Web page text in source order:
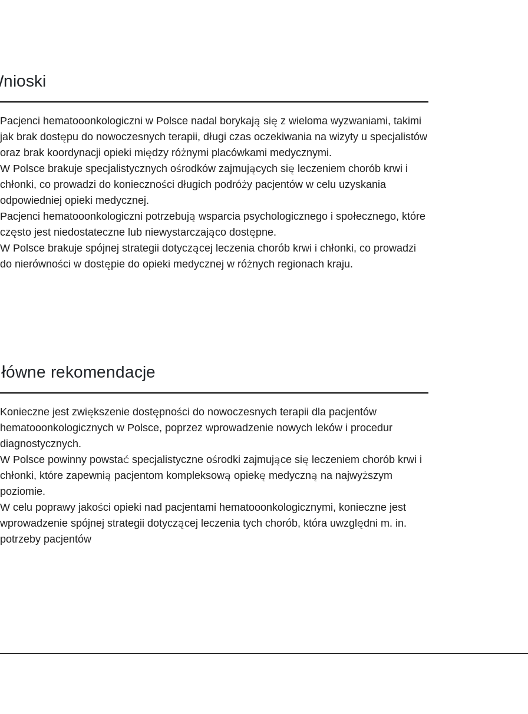
Pacjenci hematooonkologiczni w Polsce nadal borykają się z wieloma wyzwaniami, takimi
jak brak dostępu do nowoczesnych terapii, długi czas oczekiwania na wizyty u specjalistów
oraz brak koordynacji opieki między różnymi placówkami medycznymi.
W Polsce brakuje specjalistycznych ośrodków zajmujących się leczeniem chorób krwi i
chłonki, co prowadzi do konieczności długich podróży pacjentów w celu uzyskania
odpowiedniej opieki medycznej.
Pacjenci hematooonkologiczni potrzebują wsparcia psychologicznego i społecznego, które
często jest niedostateczne lub niewystarczająco dostępne.
W Polsce brakuje spójnej strategii dotyczącej leczenia chorób krwi i chłonki, co prowadzi
do nierówności w dostępie do opieki medycznej w różnych regionach kraju.
rekomendacje
Konieczne jest zwiększenie dostępności do nowoczesnych terapii dla pacjentów
hematooonkologicznych w Polsce, poprzez wprowadzenie nowych leków i procedur
diagnostycznych.
W Polsce powinny powstać specjalistyczne ośrodki zajmujące się leczeniem chorób krwi i
chłonki, które zapewnią pacjentom kompleksową opiekę medyczną na najwyższym
poziomie.
W celu poprawy jakości opieki nad pacjentami hematooonkologicznymi, konieczne jest
wprowadzenie spójnej strategii dotyczącej leczenia tych chorób, która uwzględni m. in.
potrzeby pacjentów